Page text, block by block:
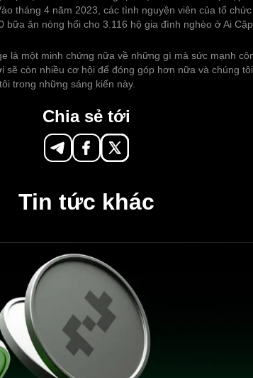
tháng 4 năm 2023, các tình nguyện viên của tổ
ăn nóng hổi cho 3.116 hộ gia đình nghèo ở Ai Cập.
là một minh chứng nữa về những gì mà sức mạnh
sẽ còn nhiều cơ hội để đóng góp hơn nữa và chúng
trong những sáng kiến này.
Chia sẻ tới
Tin tức khác